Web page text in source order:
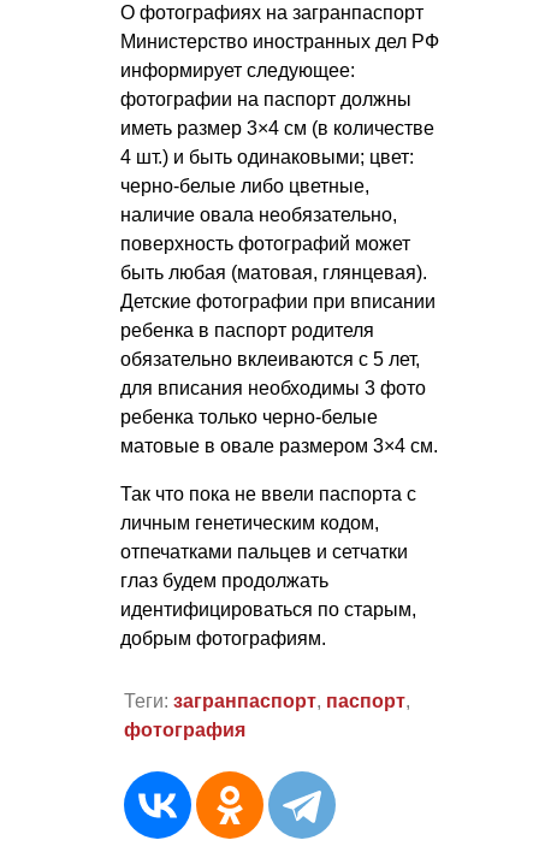
О фотографиях на загранпаспорт
Министерство иностранных дел РФ
информирует следующее:
фотографии на паспорт должны
иметь размер 3×4 см (в количестве
4 шт.) и быть одинаковыми; цвет:
черно-белые либо цветные,
наличие овала необязательно,
поверхность фотографий может
быть любая (матовая, глянцевая).
Детские фотографии при вписании
ребенка в паспорт родителя
обязательно вклеиваются с 5 лет,
для вписания необходимы 3 фото
ребенка только черно-белые
матовые в овале размером 3×4 см.
Так что пока не ввели паспорта с
личным генетическим кодом,
отпечатками пальцев и сетчатки
глаз будем продолжать
идентифицироваться по старым,
добрым фотографиям.
Теги: загранпаспорт, паспорт,
фотография